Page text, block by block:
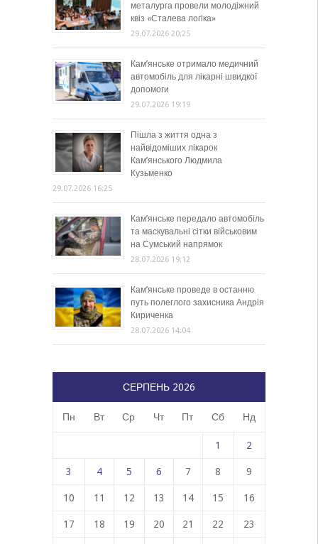
металурга провели молодіжний
квіз «Сталева логіка»
29.07.2026 20:25
Кам’янське отримало медичний
автомобіль для лікарні швидкої
допомоги
29.07.2026 19:19
Пішла з життя одна з
найвідоміших лікарок
Кам’янського Людмила
Кузьменко
29.07.2026 16:25
Кам’янське передало автомобіль
та маскувальні сітки військовим
на Сумський напрямок
28.07.2026 19:12
Кам’янське проведе в останню
путь полеглого захисника Андрія
Кириченка
28.07.2026 14:04
СЕРПЕНЬ 2026
Пн Вт Ср Чт Пт Сб Нд
1 2
3 4 5 6 7 8 9
10 11 12 13 14 15 16
17 18 19 20 21 22 23